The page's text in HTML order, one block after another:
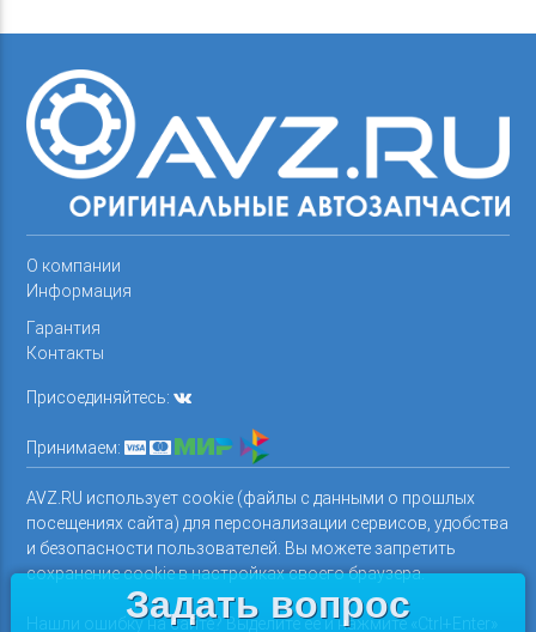
О компании
Информация
Гарантия
Контакты
Присоединяйтесь:
Принимаем:
AVZ.RU использует cookie (файлы с данными о прошлых
посещениях сайта) для персонализации сервисов, удобства
и безопасности пользователей. Вы можете запретить
сохранение cookie в настройках своего браузера.
Нашли ошибку на сайте? Выделите ее и нажмите «Ctrl+Enter»
Задать вопрос